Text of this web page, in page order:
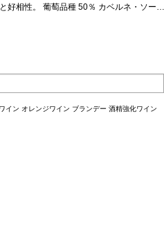
好相性。 葡萄品種 50％ カベルネ・ソー
さい。
イン オレンジワイン ブランデー 酒精強化ワイン